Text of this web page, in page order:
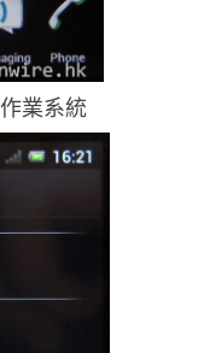
業系統